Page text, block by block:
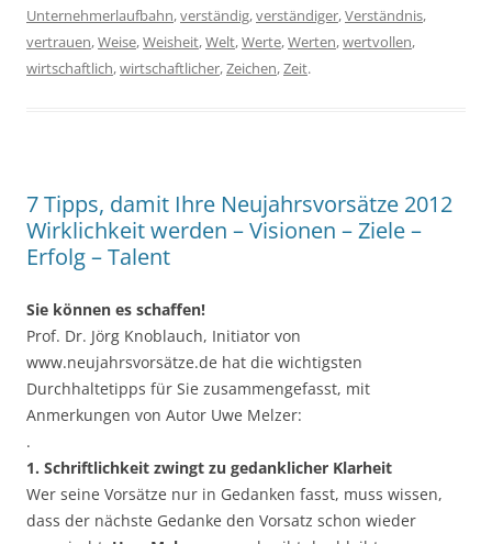
Unternehmerlaufbahn,verständig,verständiger,Verständnis,
vertrauen,Weise,Weisheit,Welt,Werte,Werten,wertvollen,
wirtschaftlich,wirtschaftlicher,Zeichen,Zeit.
7 Tipps, damit Ihre Neujahrsvorsätze 2012
Wirklichkeit werden – Visionen – Ziele –
Erfolg – Talent
Sie können es schaffen!
Prof. Dr. Jörg Knoblauch, Initiator von
www.neujahrsvorsätze.de hat die wichtigsten
Durchhaltetipps für Sie zusammengefasst, mit
Anmerkungen von Autor Uwe Melzer:
.
1. Schriftlichkeit zwingt zu gedanklicher Klarheit
Wer seine Vorsätze nur in Gedanken fasst, muss wissen,
dass der nächste Gedanke den Vorsatz schon wieder